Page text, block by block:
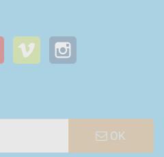
YouTube Vimeo
OK